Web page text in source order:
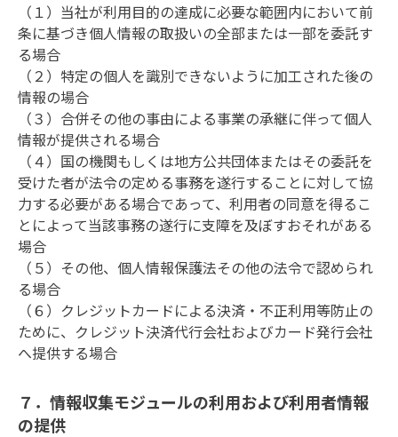
（１）当社が利用目的の達成に必要な範囲内において前
条に基づき個人情報の取扱いの全部または一部を委託す
る場合
（２）特定の個人を識別できないように加工された後の
情報の場合
（３）合併その他の事由による事業の承継に伴って個人
情報が提供される場合
（４）国の機関もしくは地方公共団体またはその委託を
受けた者が法令の定める事務を遂行することに対して協
力する必要がある場合であって、利用者の同意を得るこ
とによって当該事務の遂行に支障を及ぼすおそれがある
場合
（５）その他、個人情報保護法その他の法令で認められ
る場合
（６）クレジットカードによる決済・不正利用等防止の
ために、クレジット決済代行会社およびカード発行会社
へ提供する場合
７．情報収集モジュールの利用および利用者情報
の提供